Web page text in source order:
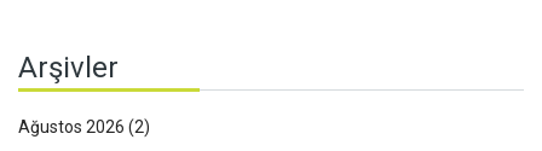
Arşivler
Ağustos 2026 (2)